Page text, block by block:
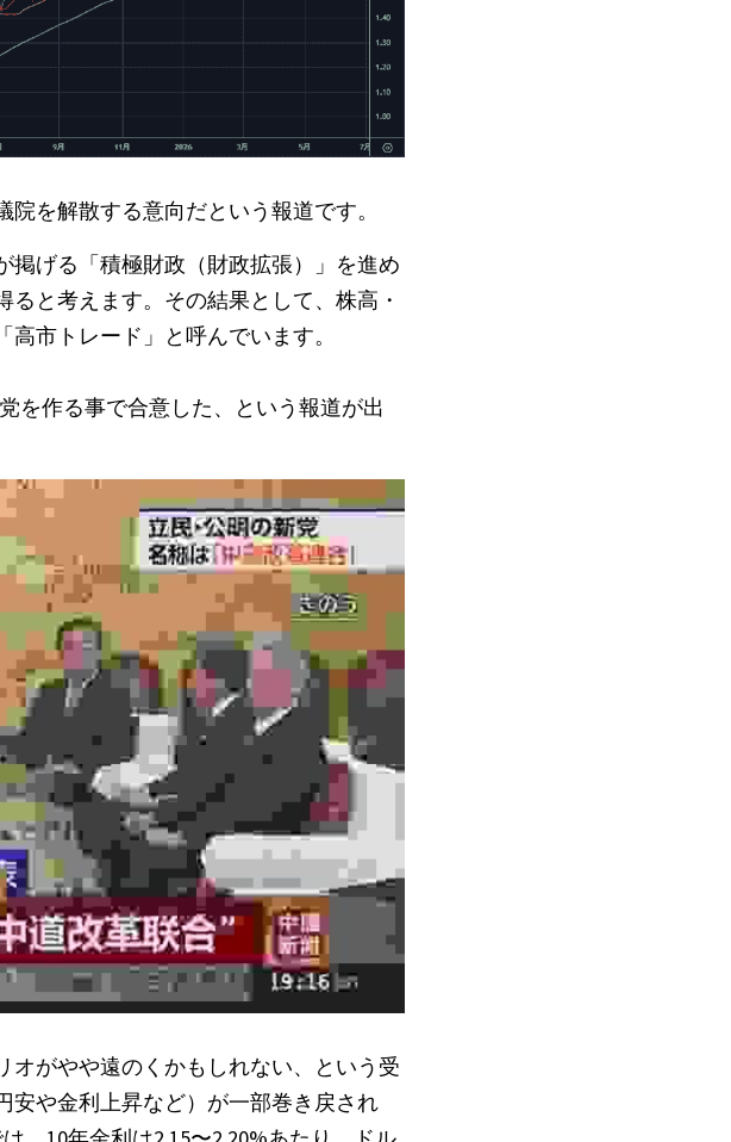
を解散する意向だという報道です。
げる「積極財政（財政拡張）」を進め
と考えます。その結果として、株高・
市トレード」と呼んでいます。
を作る事で合意した、という報道が出
オがやや遠のくかもしれない、という受
安や金利上昇など）が一部巻き戻され